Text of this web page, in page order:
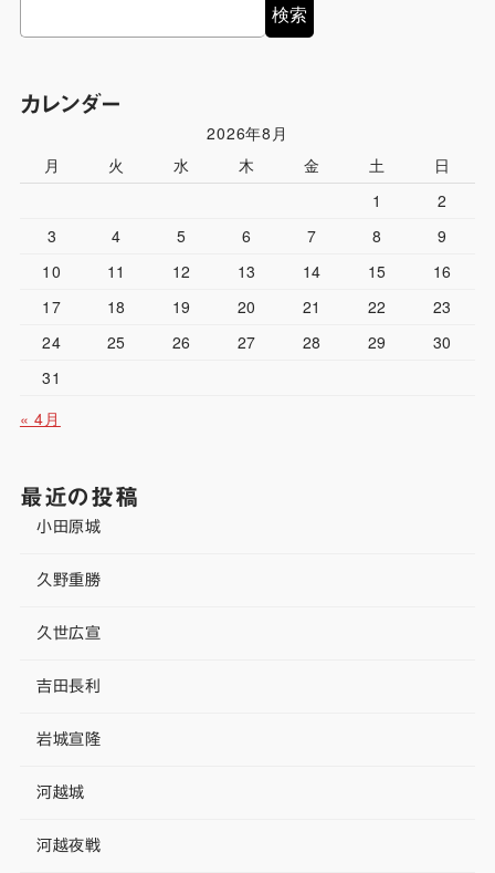
検索
カレンダー
2026年8月
月
火 水 木 金 土
日
1
2
3
4 5 6 7 8
9
10
11 12 13 14 15
16
17
18 19 20 21 22
23
24
25 26 27 28 29
30
31
« 4月
最近の投稿
小田原城
久野重勝
久世広宣
吉田長利
岩城宣隆
河越城
河越夜戦